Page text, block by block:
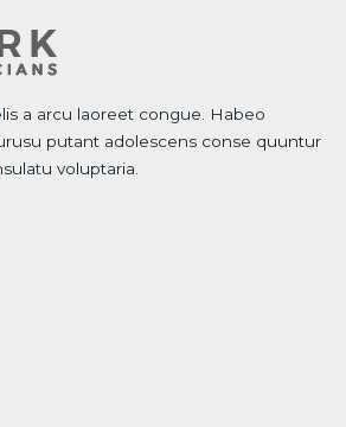
a arcu laoreet congue. Habeo
putant adolescens conse quuntur
voluptaria.